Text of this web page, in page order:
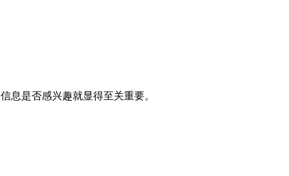
是否感兴趣就显得至关重要。